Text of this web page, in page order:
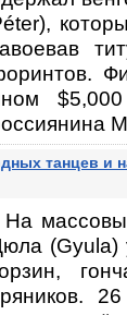
танцев и
На
(Gyula)